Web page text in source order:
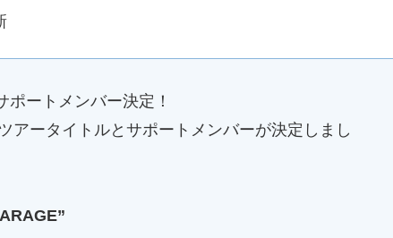
ポートメンバー決定！
アータイトルとサポートメンバーが決定しまし